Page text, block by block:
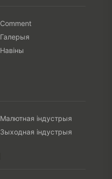
Comment
Галерыя
Навіны
Малютная індустрыя
Зыходная індустрыя